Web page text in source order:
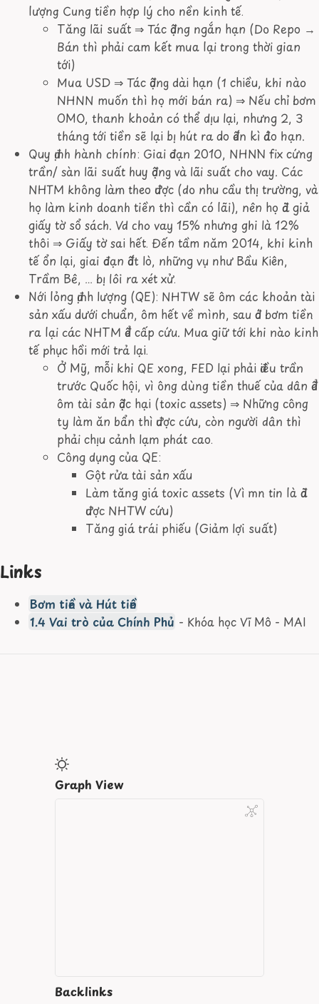
lượng Cung tiền hợp lý cho nền kinh tế.
Tăng lãi suất ⇒ Tác động ngắn hạn (Do Repo →
Bán thì phải cam kết mua lại trong thời gian
tới)
Mua USD ⇒ Tác động dài hạn (1 chiều, khi nào
NHNN muốn thì họ mới bán ra) ⇒ Nếu chỉ bơm
OMO, thanh khoản có thể dịu lại, nhưng 2, 3
tháng tới tiền sẽ lại bị hút ra do đến kì đáo hạn.
Quy định hành chính: Giai đoạn 2010, NHNN fix cứng
trần/ sàn lãi suất huy động và lãi suất cho vay. Các
NHTM không làm theo được (do nhu cầu thị trường, và
họ làm kinh doanh tiền thì cần có lãi), nên họ đã giả
giấy tờ sổ sách. Vd cho vay 15% nhưng ghi là 12%
thôi ⇒ Giấy tờ sai hết. Đến tầm năm 2014, khi kinh
tế ổn lại, giai đoạn đốt lò, những vụ như Bầu Kiên,
Trầm Bê, … bị lôi ra xét xử.
Nới lỏng định lượng (QE): NHTW sẽ ôm các khoản tài
sản xấu dưới chuẩn, ôm hết về mình, sau đó bơm tiền
ra lại các NHTM để cấp cứu. Mua giữ tới khi nào kinh
tế phục hồi mới trả lại.
Ở Mỹ, mỗi khi QE xong, FED lại phải điều trần
trước Quốc hội, vì ông dùng tiền thuế của dân để
ôm tài sản độc hại (toxic assets) ⇒ Những công
ty làm ăn bẩn thì được cứu, còn người dân thì
phải chịu cảnh lạm phát cao.
Công dụng của QE:
Gột rửa tài sản xấu
Làm tăng giá toxic assets (Vì mn tin là đã
được NHTW cứu)
Tăng giá trái phiếu (Giảm lợi suất)
Links
Bơm tiền và Hút tiền
1.4 Vai trò của Chính Phủ - Khóa học Vĩ Mô - MAI
Graph View
Backlinks